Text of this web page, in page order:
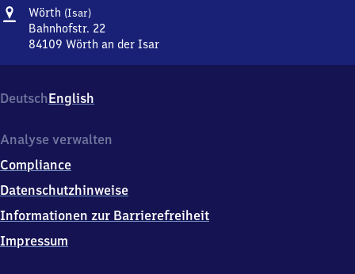
Adresse
Wörth (Isar)Wörth
(Isar)
Bahnhofstr. 22
84109 Wörth an der Isar
Bahnhofstr.
22,
4
0
9
an
der
Isar
DeutschEnglish
Analyse verwalten
Compliance
Datenschutzhinweise
Informationen zur Barrierefreiheit
Impressum